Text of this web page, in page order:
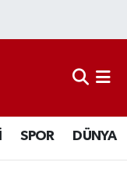
SPOR DÜNYA